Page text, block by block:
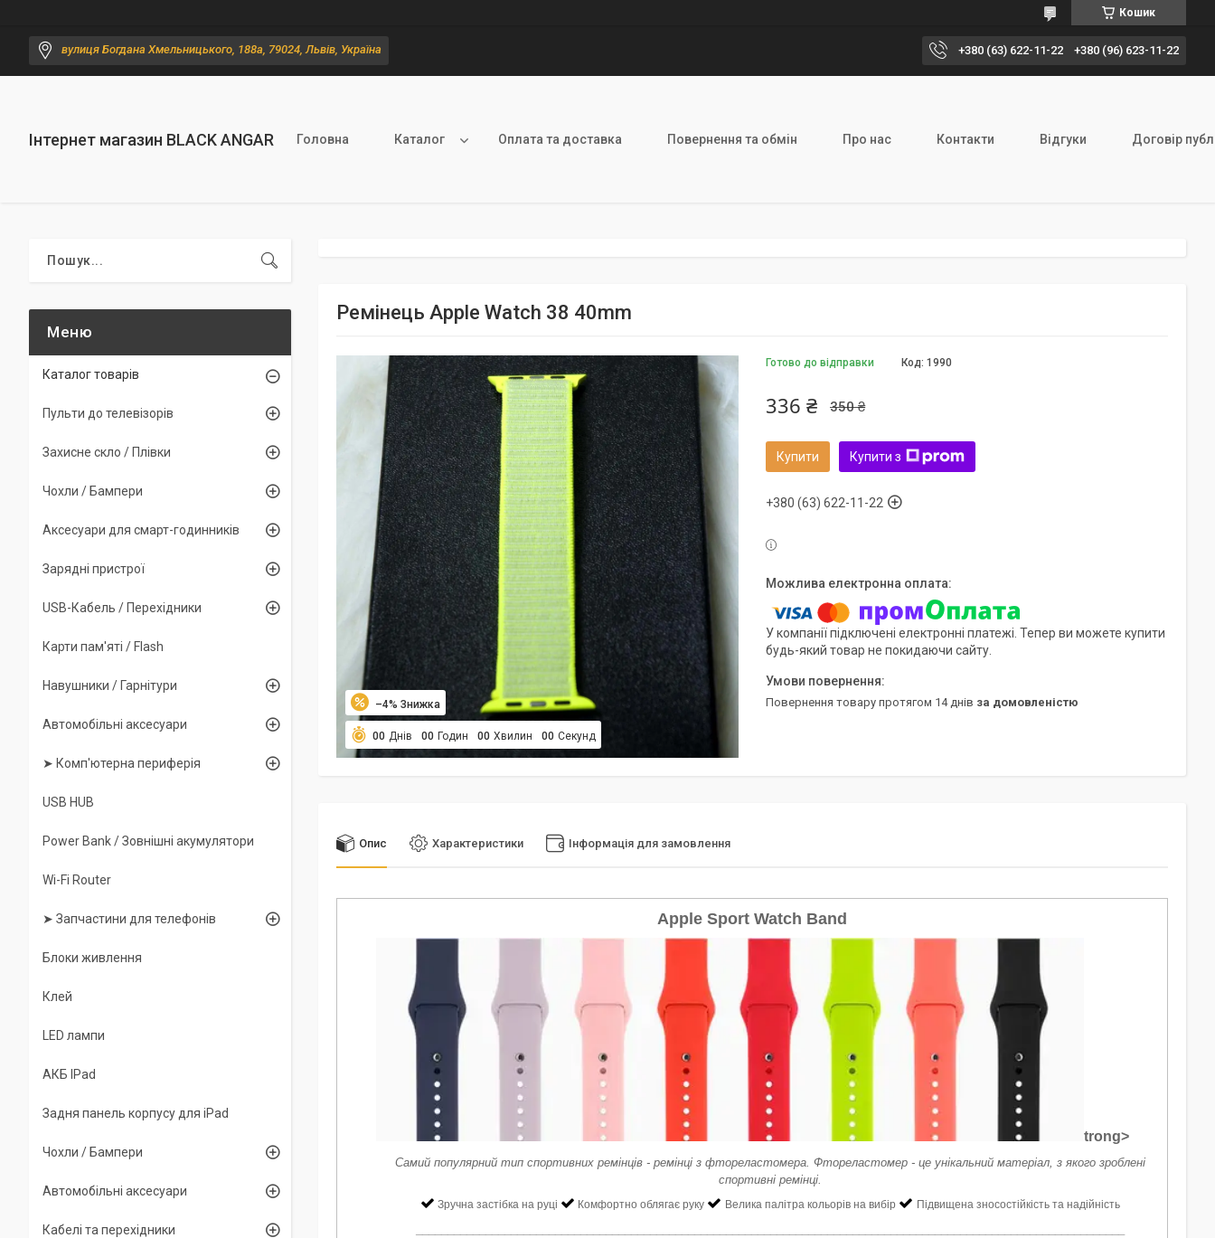
Кошик
вулиця Богдана Хмельницького, 188а, 79024, Львів, Україна +380 (63) 622-11-22 +380 (96) 623-11-22
Інтернет магазин BLACK ANGAR Головна Каталог Оплата та доставка Повернення та обмін Про нас Контакти Відгуки Договір
Ремінець Apple Watch 38 40mm
–4%
00 Днів 00 Годин 00 Хвилин 00 Секунд
Готово до відправки Код: 1990
350 ₴
336 ₴
Купити Купити з
+380 (63) 622-11-22
У компанії підключені електронні платежі. Тепер ви можете купити
будь-який товар не покидаючи сайту.
повернення товару протягом 14 днів за домовленістю
Опис Характеристики Інформація для замовлення
Apple Sport Watch Band
trong>
Самий популярний тип спортивних ремінців - ремінці з фтореластомера. Фтореластомер - це унікальний матеріал, з якого зроблені
спортивні ремінці.
Зручна застібка на руці Комфортно облягає руку Велика палітра кольорів на вибір Підвищена зносостійкість та надійність
Каталог товарів
Пульти до телевізорів
Захисне скло / Плівки
Чохли / Бампери
Аксесуари для смарт-годинників
Зарядні пристрої
USB-Кабель / Перехідники
Карти пам'яті / Flash
Навушники / Гарнітури
Автомобільні аксесуари
➤ Комп'ютерна периферія
USB HUB
Power Bank / Зовнішні акумулятори
Wi-Fi Router
➤ Запчастини для телефонів
Блоки живлення
Клей
LED лампи
АКБ IPad
Задня панель корпусу для iPad
Чохли / Бампери
Автомобільні аксесуари
Кабелі та перехідники